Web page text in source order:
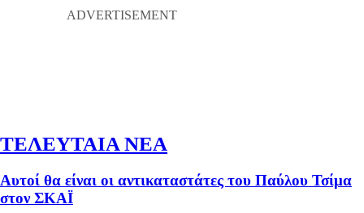
ΤΕΛΕΥΤΑΙΑ ΝΕΑ
Αυτοί θα είναι οι αντικαταστάτες του Παύλου Τσίμα
στον ΣΚΑΪ